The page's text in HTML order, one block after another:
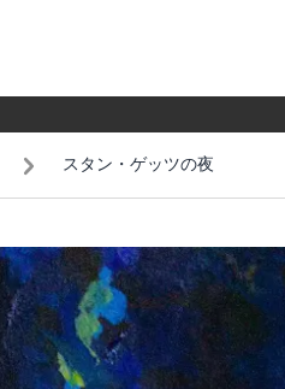
スタン・ゲッツの夜